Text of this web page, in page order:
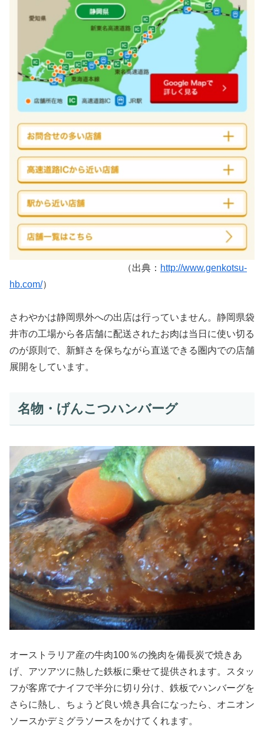
（出典： http://www.genkotsu-
hb.com/）
さわやかは静岡県外への出店は行っていません。静岡県袋
井市の工場から各店舗に配送されたお肉は当日に使い切る
のが原則で、新鮮さを保ちながら直送できる圏内での店舗
展開をしています。
名物・げんこつハンバーグ
オーストラリア産の牛肉100％の挽肉を備長炭で焼きあ
げ、アツアツに熱した鉄板に乗せて提供されます。スタッ
フが客席でナイフで半分に切り分け、鉄板でハンバーグを
さらに熱し、ちょうど良い焼き具合になったら、オニオン
ソースかデミグラソースをかけてくれます。